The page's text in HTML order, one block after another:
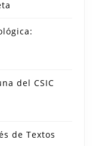
del CSIC
de Textos